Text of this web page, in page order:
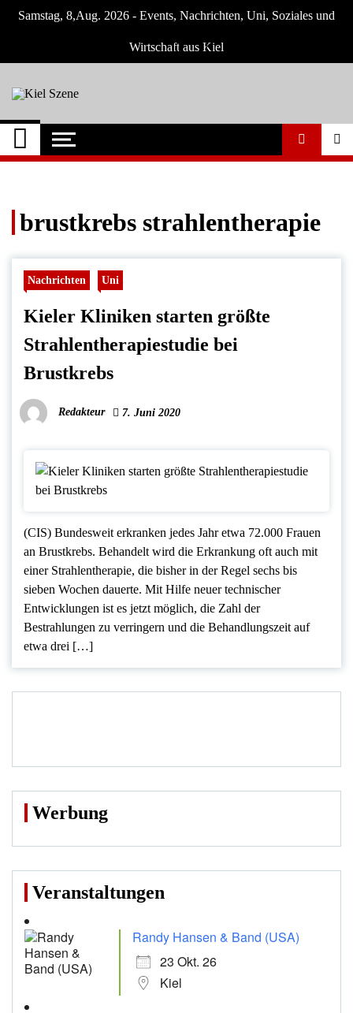
Skip
Samstag, 8,Aug. 2026 - Events, Nachrichten, Uni, Soziales und
Wirtschaft aus Kiel
Kiel Szene
Neuigkeiten und Nachrichten aus Kiel und
Umgebung
brustkrebs strahlentherapie
Nachrichten Uni
Kieler Kliniken starten größte
Strahlentherapiestudie bei
Brustkrebs
Redakteur 7. Juni 2020
(CIS) Bundesweit erkranken jedes Jahr etwa 72.000 Frauen
an Brustkrebs. Behandelt wird die Erkrankung oft auch mit
einer Strahlentherapie, die bisher in der Regel sechs bis
sieben Wochen dauerte. Mit Hilfe neuer technischer
Entwicklungen ist es jetzt möglich, die Zahl der
Bestrahlungen zu verringern und die Behandlungszeit auf
etwa drei […]
Werbung
Veranstaltungen
Randy Hansen & Band (USA)
23 Okt. 26
Kiel